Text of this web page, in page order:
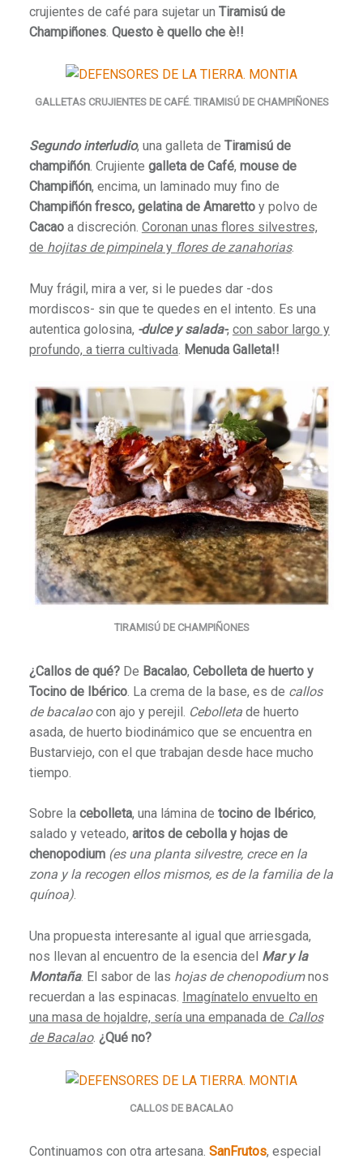
crujientes de café para sujetar un Tiramisú de
Champiñones. Questo è quello che è!!
GALLETAS CRUJIENTES DE CAFÉ. TIRAMISÚ DE CHAMPIÑONES
Segundo interludio, una galleta de Tiramisú de
champiñón. Crujiente galleta de Café, mouse de
Champiñón, encima, un laminado muy fino de
Champiñón fresco, gelatina de Amaretto y polvo de
Cacaoa discreción. Coronan unas flores silvestres,
de hojitas de pimpinelay flores de zanahorias.
Muy frágil, mira a ver, si le puedes dar -dos
mordiscos- sin que te quedes en el intento. Es una
autentica golosina, -dulce y salada-, con sabor largo y
profundo, a tierra cultivada. Menuda Galleta!!
TIRAMISÚ DE CHAMPIÑONES
¿Callos de qué?De Bacalao, Cebolleta de huerto y
Tocino de Ibérico. La crema de la base, es de callos
de bacalaocon ajo y perejil. Cebolletade huerto
asada, de huerto biodinámico que se encuentra en
Bustarviejo, con el que trabajan desde hace mucho
tiempo.
Sobre la cebolleta, una lámina de tocino de Ibérico,
salado y veteado, aritos de cebolla y hojas de
chenopodium (es una planta silvestre, crece en la
zona y la recogen ellos mismos, es de la familia de la
quínoa).
Una propuesta interesante al igual que arriesgada,
nos llevan al encuentro de la esencia del Mar y la
Montaña. El sabor de las hojas de chenopodiumnos
recuerdan a las espinacas. Imagínatelo envuelto en
una masa de hojaldre, sería una empanada de Callos
de Bacalao. ¿Qué no?
CALLOS DE BACALAO
Continuamos con otra artesana. SanFrutos, especial